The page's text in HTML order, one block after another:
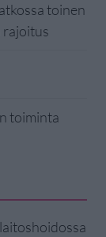
toinen
rajoitus
toiminta